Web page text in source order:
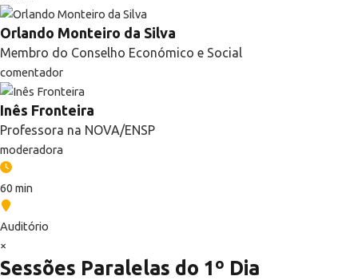
Orlando Monteiro da Silva
Membro do Conselho Económico e Social
comentador
Inês Fronteira
Professora na NOVA/ENSP
moderadora
60 min
Auditório
×
Sessões Paralelas do 1º Dia